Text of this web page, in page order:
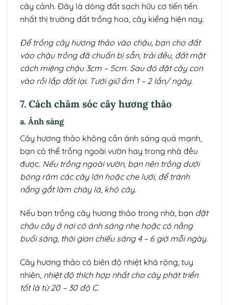
cây cảnh. Đây là dòng đất sạch hữu cơ tiến tiến
nhất thị trường đất trồng hoa, cây kiểng hiện nay.
Để trồng cây hương thảo vào chậu, bạn cho đất
vào chậu trồng đã chuẩn bị sẵn, trải đều, đất mặt
cách miệng chậu 3cm – 5cm. Sau đó đặt cây con
vào rồi lắp đất lại. Tưới giữ ẩm 1 – 2 lần/ ngày.
7. Cách chăm sóc cây hương thảo
a. Ánh sáng
Cây hương thảo không cần ánh sáng quá mạnh,
bạn có thể trồng ngoài vườn hay trong nhà đều
được. Nếu trồng ngoài vườn, bạn nên trồng dưới
bóng râm các cây lớn hoặc che lưới, để tránh
nắng gắt làm cháy lá, khô cây.
Nếu bạn trồng cây hương thảo trong nhà, bạn đặt
chậu cây ở nơi có ánh sáng nhẹ hoặc có nắng
buổi sáng, thời gian chiếu sáng 4 – 6 giờ mỗi ngày.
Cây hương thảo có biên độ nhiệt khá rộng, tuy
nhiên, nhiệt độ thích hợp nhất cho cây phát triển
tốt là từ 20 – 30 độ C.